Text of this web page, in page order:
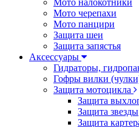
Мото налокотники
Мото черепахи
Мото панцири
Защита шеи
Защита запястья
Аксессуары
Гидраторы,
Гофры вилки
Защита мотоцикла
Защита
Защита звезды
Защита